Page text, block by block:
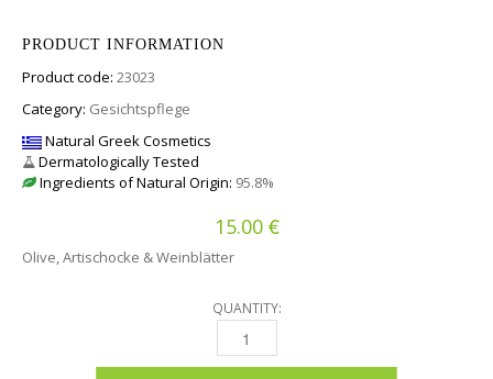
PRODUCT INFORMATION
Product code: 23023
Category: Gesichtspflege
Natural Greek Cosmetics
Dermatologically Tested
Ingredients of Natural Origin: 95.8%
15.00 €
Olive, Artischocke & Weinblätter
QUANTITY:
GESICHTSSERUM MIT OLIVE, ARTISCHOCKE